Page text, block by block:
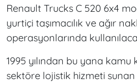
Renault Trucks C 520 6x4
yurtiçi taşımacılık ve ağır
operasyonlarında
1995 yılından bu yana kamu
sektöre lojistik hizmeti